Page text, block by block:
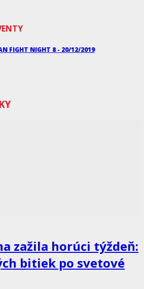
FIGHT NIGHT 8 - 20/12/2019
zažila horúci týždeň:
bitiek po svetové